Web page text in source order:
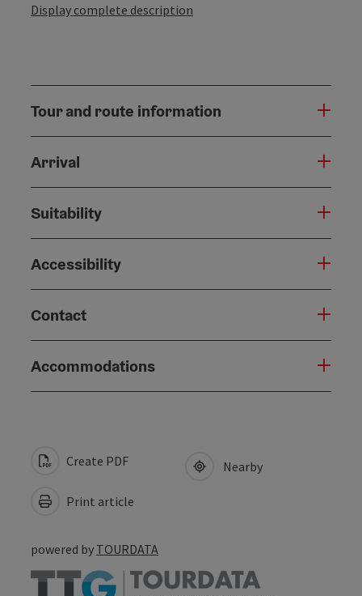
Display complete description
Tour and route information
Arrival
Suitability
Accessibility
Contact
Accommodations
Create PDF
Print article
Nearby
powered by TOURDATA